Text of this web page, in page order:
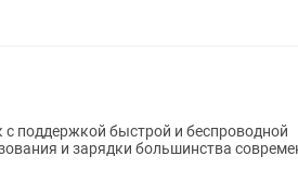
поддержкой быстрой и беспроводной
и зарядки большинства